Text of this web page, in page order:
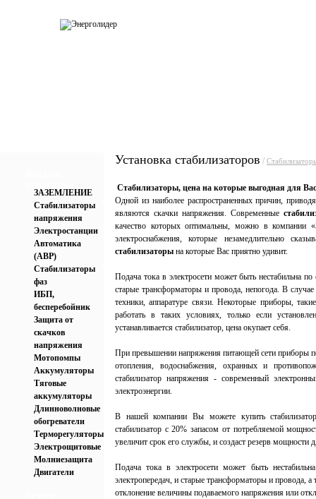
ЗАЗЕМЛЕНИЕ
Стабилизаторы
напряжения
Электростанции
Автоматика
(АВР)
Стабилизаторы
фаз
ИБП,
бесперебойник
Защита от
скачков
напряжения
Мотопомпы
Аккумуляторы
Тяговые
аккумуляторы
Длинноволновые
обогреватели
Терморегуляторы
Электрощитовые
Молниезащита
Двигатели
Установка стабилизаторов /
Стабилизаторы, цена на которые выгодная для
Одной из наиболее распространенных причин,
являются скачки напряжения. Современные
качество которых оптимальны, можно в компании
электроснабжения, которые незамедлительно
стабилизаторы на которые Вас приятно удивит.
Подача тока в электросети может быть нестабильна
старые трансформаторы и провода, непогода. В
техники, аппаратуре связи. Некоторые приборы,
работать в таких условиях, только если
устанавливается стабилизатор, цена окупает себя.
При превышении напряжения питающей сети приборы
отопления, водоснабжения, охранных и
стабилизатор напряжения - современный
электроэнергии.
В нашей компании Вы можете купить
стабилизатор с 20% запасом от потребляемой
увеличит срок его службы, и создаст резерв мощности
Подача тока в электросети может быть
электропередач, и старые трансформаторы и провода,
отклонение величины подаваемого напряжения или